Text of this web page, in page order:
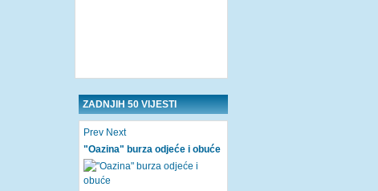
ZADNJIH 50 VIJESTI
Prev Next
"Oazina" burza odjeće i obuće